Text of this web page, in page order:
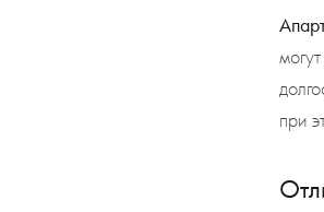
при